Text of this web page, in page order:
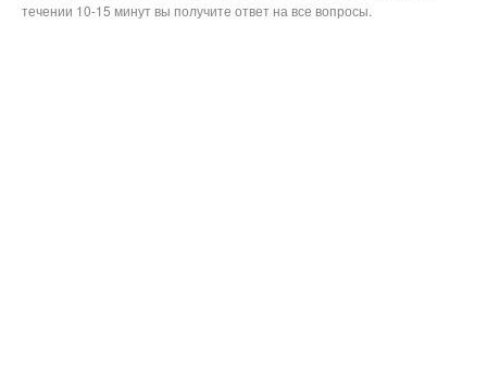
течении 10-15 минут вы получите ответ на все вопросы.